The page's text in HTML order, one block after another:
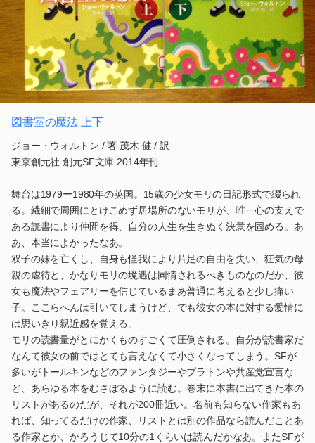
図書室の魔法 上下
ジョー・ウォルトン / 著 茂木 健 / 訳
東京創元社 創元SF文庫 2014年刊
舞台は1979ー1980年の英国。15歳の少女モリの日記形式で綴られ
る。繊細で周囲にとけこめず居場所のないモリが、唯一心の支えで
ある読書により仲間を得、自分の人生を生きぬく決意を固める。あ
あ、本当によかったなあ。
双子の妹を亡くし、自身も怪我により片足の自由を失い、狂気の母
親の虐待と、かなりモリの境遇は同情されるべきものなのだか、彼
女も魔法やフェアリーを信じているまあ普通に考えると少し痛い
子。ここらへんは引いてしまうけど、でも彼女の本に対する愛情に
は思いきり親近感を覚える。
モリの読書量がとにかくものすごくて圧倒される。自分が読書家だ
なんて彼女の前ではとても言えなくて小さくなってしまう。SFが
多いがトールキンなどのファンタジーやプラトンや共産党宣言な
ど、あらゆる本をむさぼるように読む。巻末に本書に出てきた本の
リストがあるのだが、それが200冊近い。名前も知らない作家もあ
れば、知ってるだけの作家、リストとは別の作品なら読んだことあ
る作家とか、かろうじて10分の1くらいは読んだかなあ。またSFが